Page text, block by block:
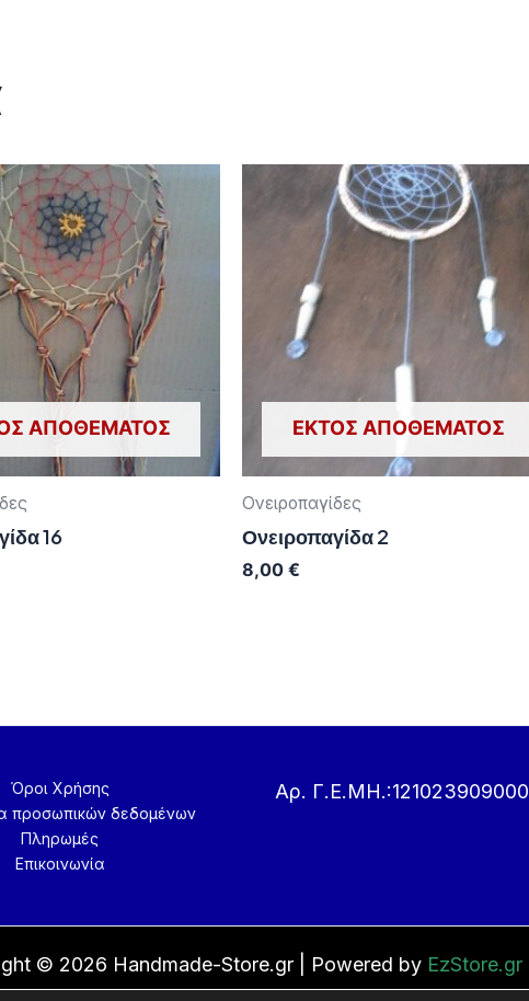
ΑΠΟΘΈΜΑΤΟΣ
16
ΕΚΤΌΣ ΑΠΟΘΈΜΑΤΟΣ
Ονειροπαγίδες
Ονειροπαγίδα 2
8,00 €
Όροι Χρήσης
προσωπικών δεδομένων
Πληρωμές
Επικοινωνία
Αρ. Γ.Ε.ΜΗ.:121023909000
© 2026 Handmade-Store.gr | Powered by EzStore.gr